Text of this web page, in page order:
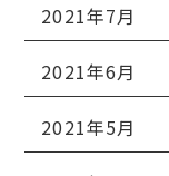
2021年7月
2021年6月
2021年5月